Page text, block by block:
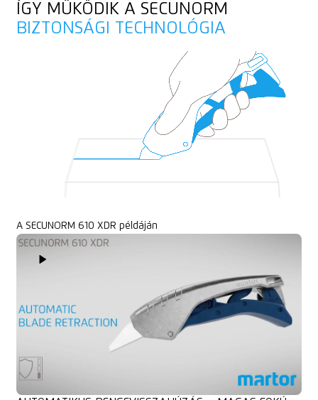
Fűzőszem a rögzítéshez
Laminált fólia
ÍGY MŰKÖDIK A SECUNORM
BIZTONSÁGI TECHNOLÓGIA
A SECUNORM 610 XDR példáján
Play Video